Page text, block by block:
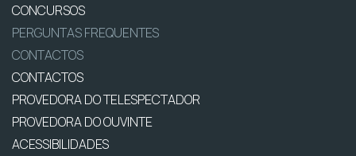
CONCURSOS
PERGUNTAS FREQUENTES
CONTACTOS
CONTACTOS
PROVEDORA DO TELESPECTADOR
PROVEDORA DO OUVINTE
ACESSIBILIDADES